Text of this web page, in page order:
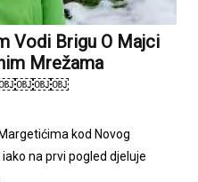
Vodi Brigu O Majci
Mrežama
kod Novog
na prvi pogled djeluje